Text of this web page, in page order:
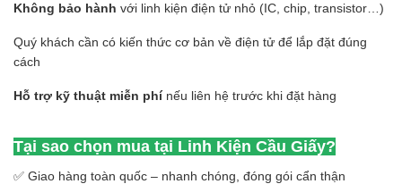
Không bảo hành với linh kiện điện tử nhỏ (IC, chip, transistor…)
Quý khách cần có kiến thức cơ bản về điện tử để lắp đặt đúng
cách
Hỗ trợ kỹ thuật miễn phínếu liên hệ trước khi đặt hàng
Tại sao chọn mua tại Linh Kiện Cầu Giấy?
✅ Giao hàng toàn quốc – nhanh chóng, đóng gói cẩn thận